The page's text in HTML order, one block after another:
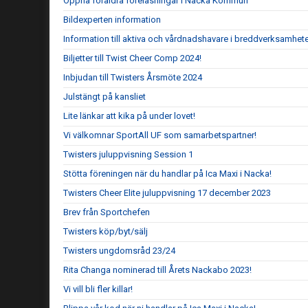
Bildexperten information
Information till aktiva och vårdnadshavare i
Biljetter till Twist Cheer Comp 2024!
Inbjudan till Twisters Årsmöte 2024
Julstängt på kansliet
Lite länkar att kika på under lovet!
Vi välkomnar SportAll UF som samarbetspartner!
Twisters juluppvisning Session 1
Stötta föreningen när du handlar på Ica Maxi i Nacka!
Twisters Cheer Elite juluppvisning 17 december 2023
Brev från Sportchefen
Twisters köp/byt/sälj
Twisters ungdomsråd 23/24
Rita Changa nominerad till Årets Nackabo 2023!
Vi vill bli fler killar!